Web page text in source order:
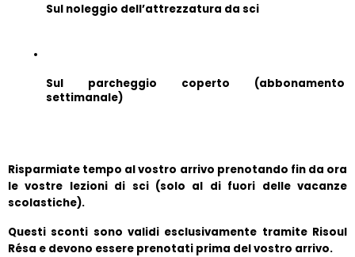
Sul noleggio dell’attrezzatura da sci
Sul parcheggio coperto (abbonamento
settimanale)
Risparmiate tempo al vostro arrivo prenotando fin da ora
le vostre lezioni di sci (solo al di fuori delle vacanze
scolastiche).
Questi sconti sono validi esclusivamente tramite Risoul
Résa e devono essere prenotati prima del vostro arrivo.